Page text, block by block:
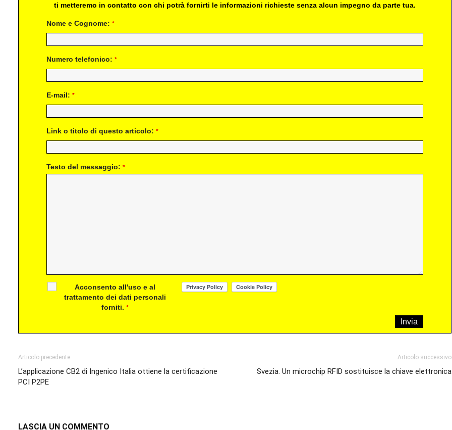
ti metteremo in contatto con chi potrà fornirti le informazioni richieste senza alcun impegno da parte tua.
Nome e Cognome: *
Numero telefonico: *
E-mail: *
Link o titolo di questo articolo: *
Testo del messaggio: *
Acconsento all'uso e al
trattamento dei dati personali
forniti.*
Articolo precedente
L’applicazione CB2 di Ingenico Italia ottiene la certificazione
PCI P2PE
Articolo successivo
Svezia. Un microchip RFID sostituisce la chiave elettronica
LASCIA UN COMMENTO